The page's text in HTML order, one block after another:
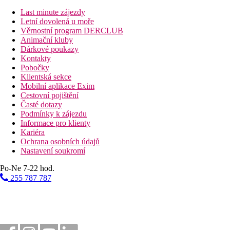
4 km
Centrum města
Pláž
Lehátka a slunečníky na pláži zdarma
Hotel přímo u pláže
Plážová dovolená
Bazény
Lehátka a slunečníky u bazénu zdarma
Dětský bazén
Fotogalerie
Last minute zájezdy
Letní dovolená u moře
Věrnostní program DERCLUB
Animační kluby
Dárkové poukazy
Kontakty
Pobočky
Klientská sekce
Mobilní aplikace Exim
Cestovní pojištění
Časté dotazy
Podmínky k zájezdu
Informace pro klienty
Kariéra
Ochrana osobních údajů
Nastavení soukromí
Po-Ne 7-22 hod.
255 787 787